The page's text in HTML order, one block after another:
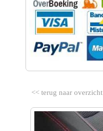
<< terug naar overzicht